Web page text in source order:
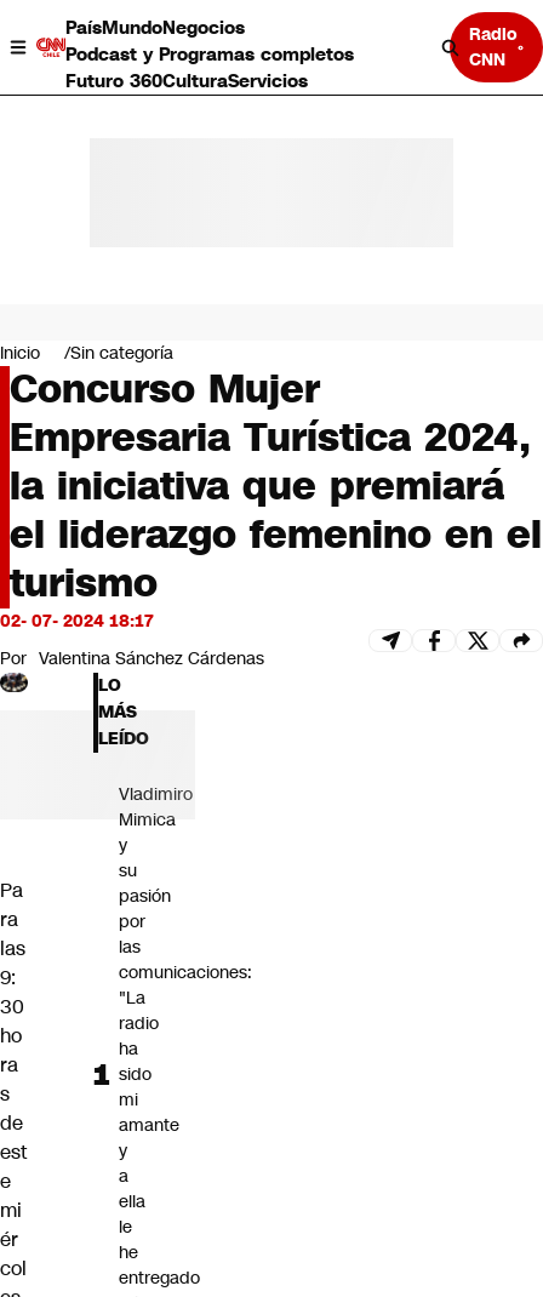
PaísMundoNegocios
Podcast y Programas completos
Futuro 360CulturaServicios
Radio
CNN
Negocios
Deportes
Programas completos
Cultura
Servicios
Bits
CNN tiempo
Futuro 360
Opinión
Inicio Sin categoría
Concurso Mujer
Empresaria Turística 2024,
la iniciativa que premiará
el liderazgo femenino en el
turismo
02- 07- 2024 18:17
Por Valentina Sánchez Cárdenas
Pa
ra
las
9:
30
ho
ra
s
de
est
e
mi
ér
col
LO
MÁS
LEÍDO
Vladimiro
Mimica
y
su
pasión
por
las
comunicaciones:
"La
radio
ha
sido
mi
amante
y
a
ella
le
he
entregado